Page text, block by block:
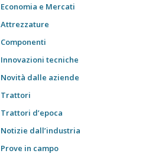
Economia e Mercati
Attrezzature
Componenti
Innovazioni tecniche
Novità dalle aziende
Trattori
Trattori d’epoca
Notizie dall’industria
Prove in campo